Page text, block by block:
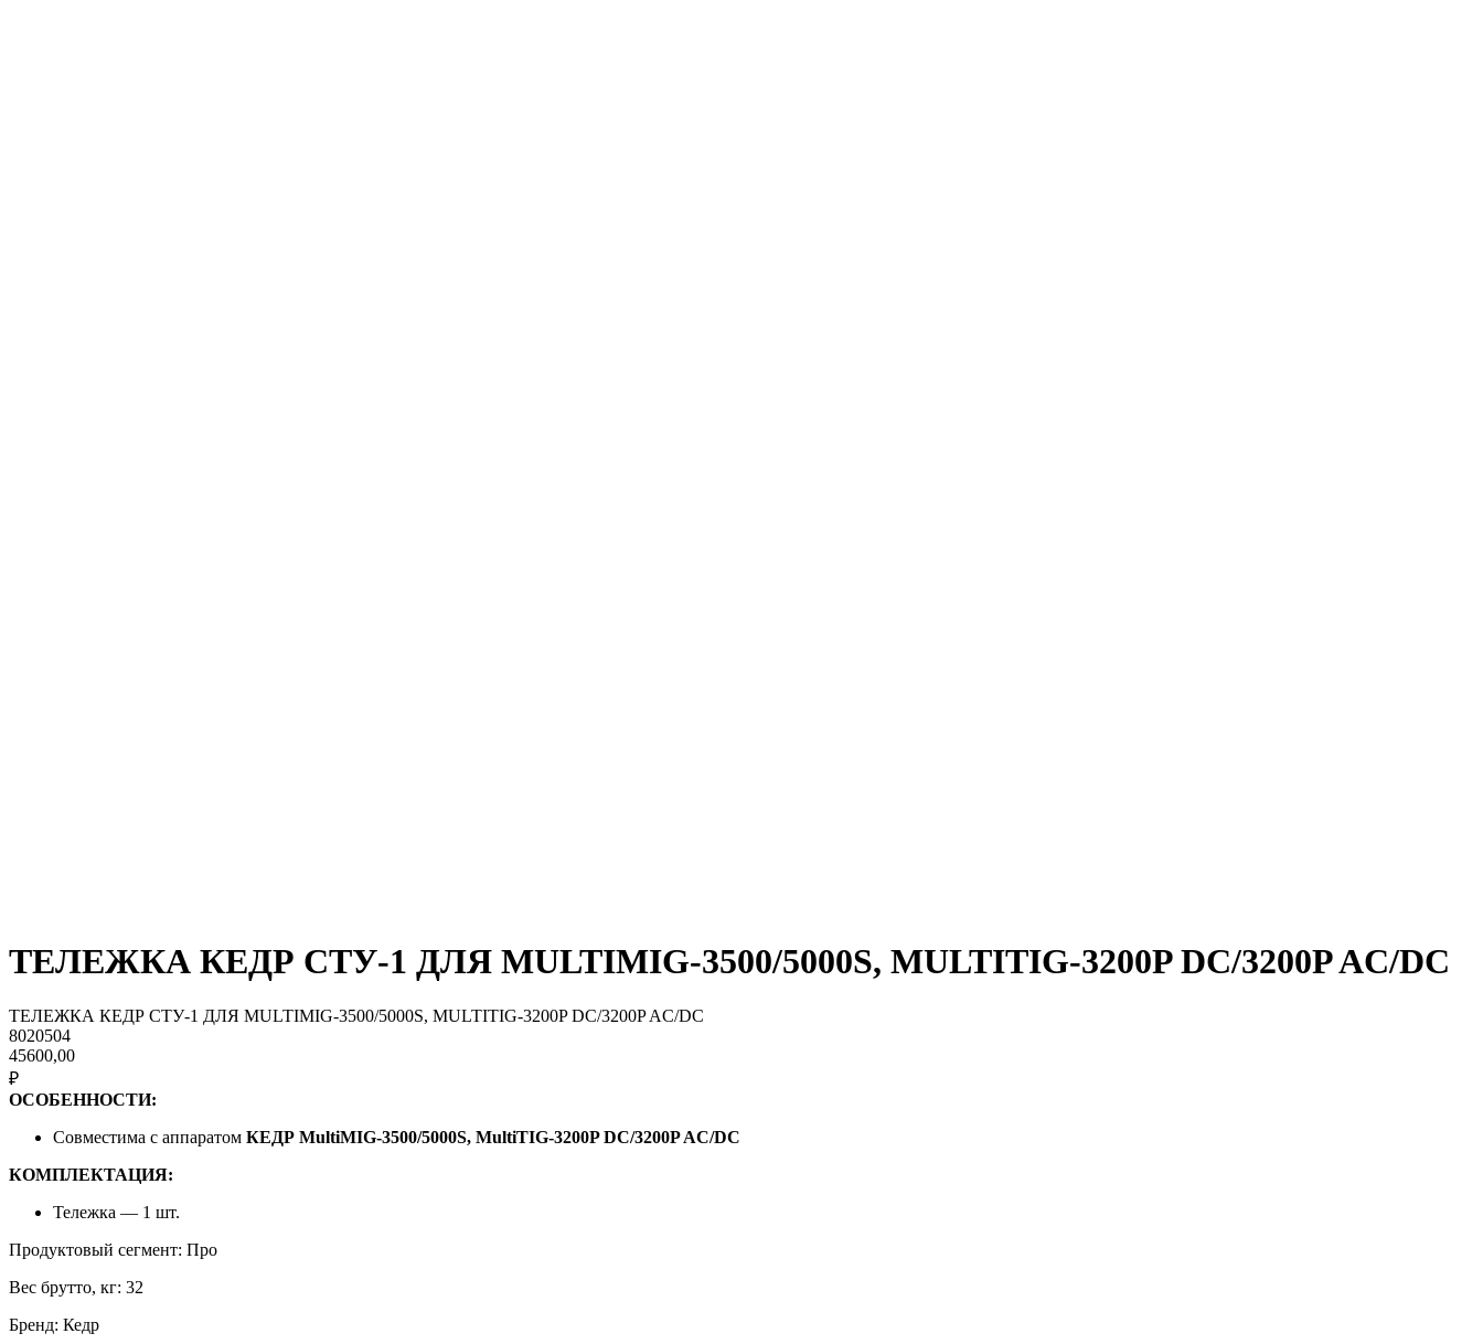
ТЕЛЕЖКА КЕДР СТУ-1 ДЛЯ MULTIMIG-3500/5000S, MULTITIG-3200P DC/3200P AC/DC
ТЕЛЕЖКА КЕДР СТУ-1 ДЛЯ MULTIMIG-3500/5000S, MULTITIG-3200P DC/3200P AC/DC
8020504
45600,00
₽
ОСОБЕННОСТИ:
Совместима с аппаратом КЕДР MultiMIG-3500/5000S, MultiTIG-3200P DC/3200P AC/DC
КОМПЛЕКТАЦИЯ:
Тележка — 1 шт.
Продуктовый сегмент: Про
Вес брутто, кг: 32
Бренд: Кедр